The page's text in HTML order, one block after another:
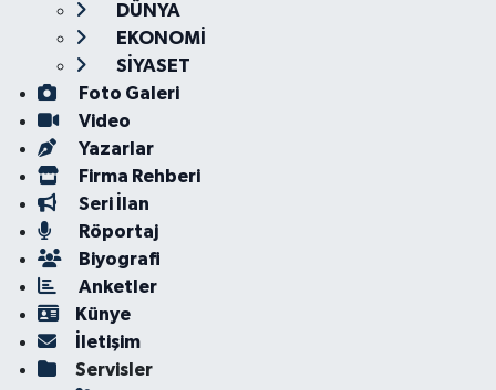
DÜNYA
EKONOMİ
SİYASET
Foto Galeri
Video
Yazarlar
Firma Rehberi
Seri İlan
Röportaj
Biyografi
Anketler
Künye
İletişim
Servisler